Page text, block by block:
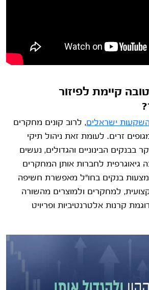
קיימת לפיזור
השקעות ישראלים, לרוב קונים מחקרים
זרים. לעומת זאת ניהול תיקי
בבנקים הבינוניים והגדולים, נעשים
גיאוגרפית לחברות אותן המחקרים
בנקים בחו"ל מאפשרת חשיפה
למחקרים ולמוצרים מהשורה
קרנות אלטרנטיביות ופריויט